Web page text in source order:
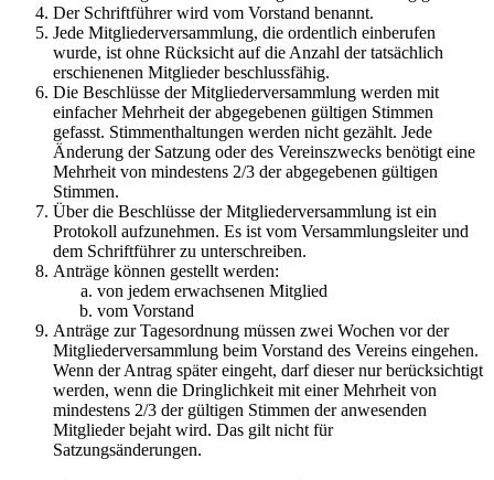
Der Schriftführer wird vom Vorstand benannt.
Jede Mitgliederversammlung, die ordentlich einberufen
wurde, ist ohne Rücksicht auf die Anzahl der tatsächlich
erschienenen Mitglieder beschlussfähig.
Die Beschlüsse der Mitgliederversammlung werden mit
einfacher Mehrheit der abgegebenen gültigen Stimmen
gefasst. Stimmenthaltungen werden nicht gezählt. Jede
Änderung der Satzung oder des Vereinszwecks benötigt eine
Mehrheit von mindestens 2/3 der abgegebenen gültigen
Stimmen.
Über die Beschlüsse der Mitgliederversammlung ist ein
Protokoll aufzunehmen. Es ist vom Versammlungsleiter und
dem Schriftführer zu unterschreiben.
Anträge können gestellt werden:
von jedem erwachsenen Mitglied
vom Vorstand
Anträge zur Tagesordnung müssen zwei Wochen vor der
Mitgliederversammlung beim Vorstand des Vereins eingehen.
Wenn der Antrag später eingeht, darf dieser nur berücksichtigt
werden, wenn die Dringlichkeit mit einer Mehrheit von
mindestens 2/3 der gültigen Stimmen der anwesenden
Mitglieder bejaht wird. Das gilt nicht für
Satzungsänderungen.